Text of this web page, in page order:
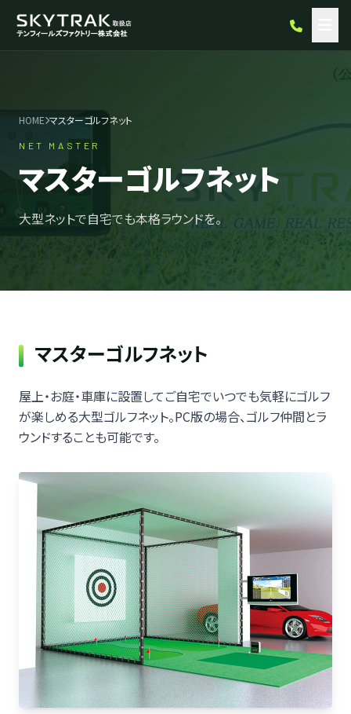
HOME マスターゴルフネット
NET MASTER
マスターゴルフネット
大型ネットで自宅でも本格ラウンドを。
マスターゴルフネット
屋上・お庭・車庫に設置してご自宅でいつでも気軽にゴルフ
が楽しめる大型ゴルフネット。PC版の場合、ゴルフ仲間とラ
ウンドすることも可能です。